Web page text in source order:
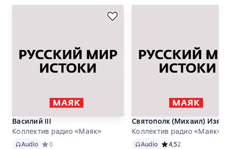
Василий III
Коллектив радио «Маяк»
AudioAudio Средний рейтинг 0 на основе 0 оценок
0
Святополк (Михаил)
Коллектив радио «Маяк»
AudioAudio Средний рейтинг 4,5
4,52